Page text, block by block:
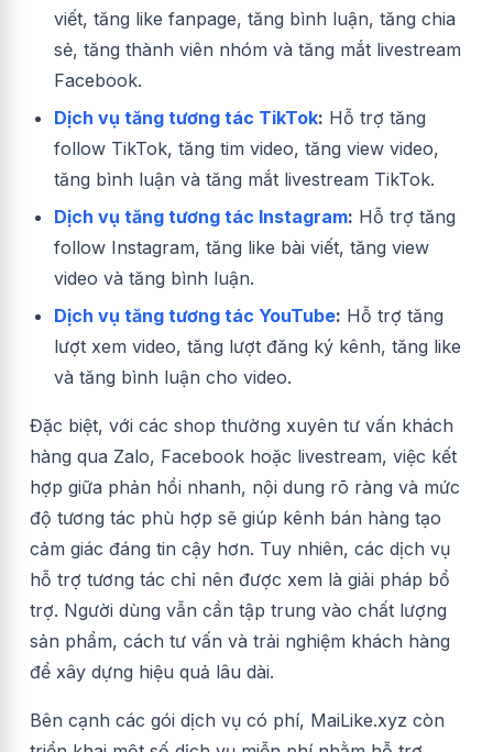
viết, tăng like fanpage, tăng bình luận, tăng chia
sẻ, tăng thành viên nhóm và tăng mắt livestream
Facebook.
Dịch vụ tăng tương tác TikTok: Hỗ trợ tăng
follow TikTok, tăng tim video, tăng view video,
tăng bình luận và tăng mắt livestream TikTok.
Dịch vụ tăng tương tác Instagram: Hỗ trợ tăng
follow Instagram, tăng like bài viết, tăng view
video và tăng bình luận.
Dịch vụ tăng tương tác YouTube: Hỗ trợ tăng
lượt xem video, tăng lượt đăng ký kênh, tăng like
và tăng bình luận cho video.
Đặc biệt, với các shop thường xuyên tư vấn khách
hàng qua Zalo, Facebook hoặc livestream, việc kết
hợp giữa phản hồi nhanh, nội dung rõ ràng và mức
độ tương tác phù hợp sẽ giúp kênh bán hàng tạo
cảm giác đáng tin cậy hơn. Tuy nhiên, các dịch vụ
hỗ trợ tương tác chỉ nên được xem là giải pháp bổ
trợ. Người dùng vẫn cần tập trung vào chất lượng
sản phẩm, cách tư vấn và trải nghiệm khách hàng
để xây dựng hiệu quả lâu dài.
Bên cạnh các gói dịch vụ có phí, MaiLike.xyz còn